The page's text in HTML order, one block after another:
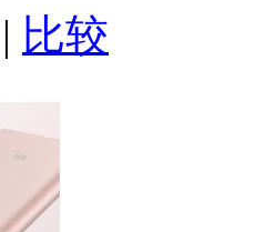
| 比较